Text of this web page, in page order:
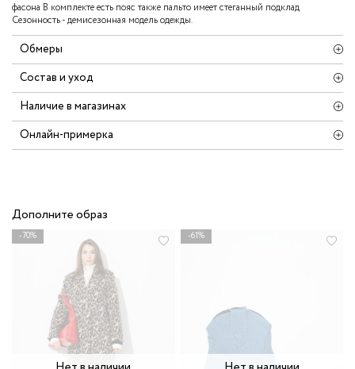
фасона В комплекте есть пояс также пальто имеет стеганный подклад
Сезонность - демисезонная модель одежды.
Обмеры
Состав и уход
Наличие в магазинах
Онлайн-примерка
Дополните образ
-70% -61%